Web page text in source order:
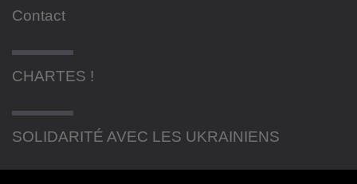
Contact
CHARTES !
SOLIDARITÉ AVEC LES UKRAINIENS